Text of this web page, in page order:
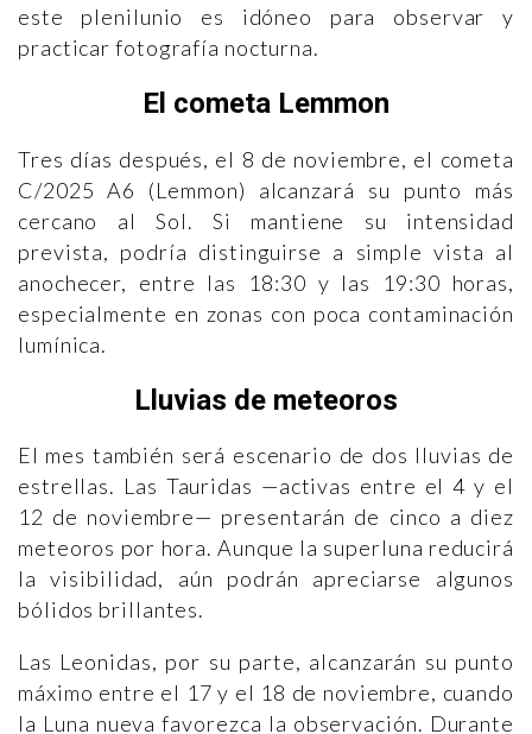
este plenilunio es idóneo para observar y
practicar fotografía nocturna.
El cometa Lemmon
Tres días después, el 8 de noviembre, el cometa
C/2025 A6 (Lemmon) alcanzará su punto más
cercano al Sol. Si mantiene su intensidad
prevista, podría distinguirse a simple vista al
anochecer, entre las 18:30 y las 19:30 horas,
especialmente en zonas con poca contaminación
lumínica.
Lluvias de meteoros
El mes también será escenario de dos lluvias de
estrellas. Las Tauridas —activas entre el 4 y el
12 de noviembre— presentarán de cinco a diez
meteoros por hora. Aunque la superluna reducirá
la visibilidad, aún podrán apreciarse algunos
bólidos brillantes.
Las Leonidas, por su parte, alcanzarán su punto
máximo entre el 17 y el 18 de noviembre, cuando
la Luna nueva favorezca la observación. Durante